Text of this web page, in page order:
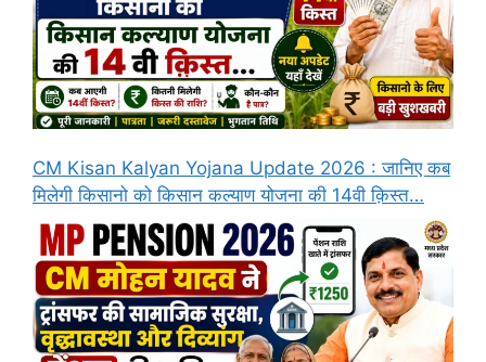
CM Kisan Kalyan Yojana Update 2026 : जानिए कब
मिलेगी किसानो को किसान कल्याण योजना की 14वी क़िस्त…